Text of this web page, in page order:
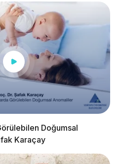
Doğumsal
Karaçay